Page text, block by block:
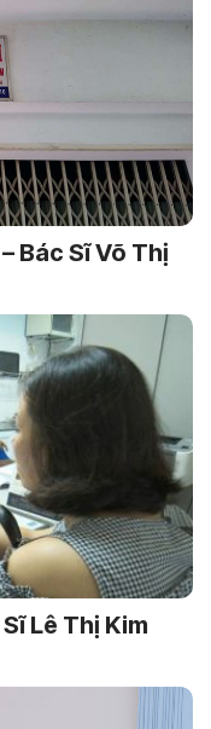
Bác Sĩ Võ Thị
Lê Thị Kim